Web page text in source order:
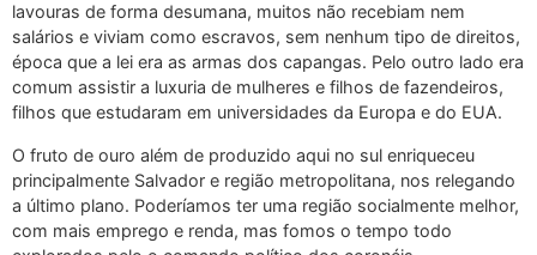
lavouras de forma desumana, muitos não recebiam nem
salários e viviam como escravos, sem nenhum tipo de direitos,
época que a lei era as armas dos capangas. Pelo outro lado era
comum assistir a luxuria de mulheres e filhos de fazendeiros,
filhos que estudaram em universidades da Europa e do EUA.
O fruto de ouro além de produzido aqui no sul enriqueceu
principalmente Salvador e região metropolitana, nos relegando
a último plano. Poderíamos ter uma região socialmente melhor,
com mais emprego e renda, mas fomos o tempo todo